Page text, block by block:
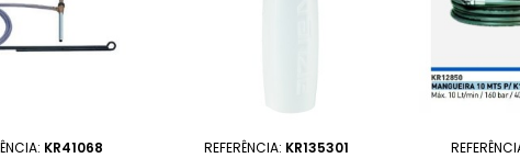
KR41068
REFERÊNCIA: KR135301